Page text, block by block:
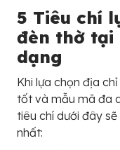
5 Tiêu chí
đèn thờ tại
dạng
Khi lựa chọn địa
tốt và mẫu mã đa
tiêu chí dưới đây
nhất: